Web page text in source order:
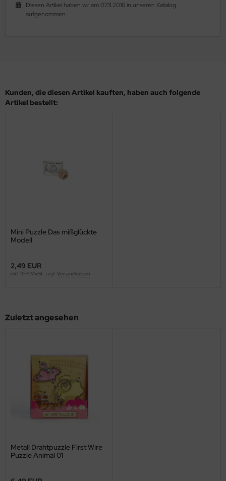
Diesen Artikel haben wir am 07.11.2016 in unseren Katalog
aufgenommen.
Kunden, die diesen Artikel kauften, haben auch folgende
Artikel bestellt:
Mini Puzzle Das mißglückte
Modell
2,49 EUR
inkl. 19 % MwSt. zzgl. Versandkosten
Zuletzt angesehen
Metall Drahtpuzzle First Wire
Puzzle Animal 01